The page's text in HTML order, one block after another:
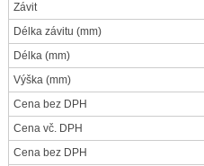
Závit
Délka závitu (mm)
Délka (mm)
Výška (mm)
Cena bez DPH
Cena vč. DPH
Cena bez DPH